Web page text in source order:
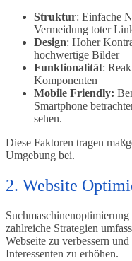
Struktur: Einfache
Vermeidung toter
Design: Hoher
hochwertige Bilder
Funktionalität:
Komponenten
Mobile Friendly:
Smartphone
sehen.
Diese Faktoren tragen
Umgebung bei.
2. Website
zahlreiche Strategien
Webseite zu verbessern
Interessenten zu erhöhen.